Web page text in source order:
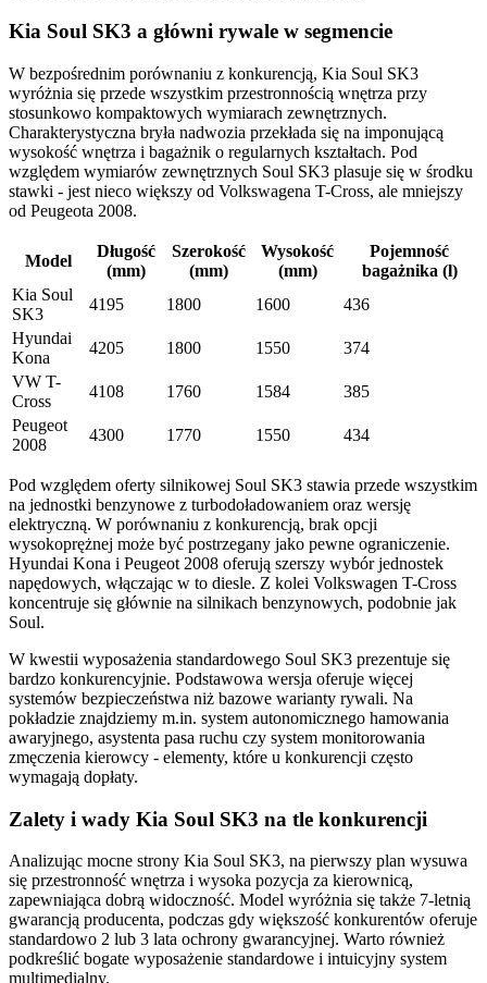
Kia Soul SK3 a główni rywale w segmencie
W bezpośrednim porównaniu z konkurencją, Kia Soul SK3
wyróżnia się przede wszystkim przestronnością wnętrza przy
stosunkowo kompaktowych wymiarach zewnętrznych.
Charakterystyczna bryła nadwozia przekłada się na imponującą
wysokość wnętrza i bagażnik o regularnych kształtach. Pod
względem wymiarów zewnętrznych Soul SK3 plasuje się w środku
stawki - jest nieco większy od Volkswagena T-Cross, ale mniejszy
od Peugeota 2008.
Model
Długość
(mm)
Szerokość
(mm)
Wysokość
(mm)
Pojemność
bagażnika (l)
Kia Soul
SK3
4195 1800 1600
436
Hyundai
Kona
4205 1800 1550
374
VW T-
Cross
4108 1760 1584
385
Peugeot
2008
4300 1770 1550 434
Pod względem oferty silnikowej Soul SK3 stawia przede wszystkim
na jednostki benzynowe z turbodoładowaniem oraz wersję
elektryczną. W porównaniu z konkurencją, brak opcji
wysokoprężnej może być postrzegany jako pewne ograniczenie.
Hyundai Kona i Peugeot 2008 oferują szerszy wybór jednostek
napędowych, włączając w to diesle. Z kolei Volkswagen T-Cross
koncentruje się głównie na silnikach benzynowych, podobnie jak
Soul.
W kwestii wyposażenia standardowego Soul SK3 prezentuje się
bardzo konkurencyjnie. Podstawowa wersja oferuje więcej
systemów bezpieczeństwa niż bazowe warianty rywali. Na
pokładzie znajdziemy m.in. system autonomicznego hamowania
awaryjnego, asystenta pasa ruchu czy system monitorowania
zmęczenia kierowcy - elementy, które u konkurencji często
wymagają dopłaty.
Zalety i wady Kia Soul SK3 na tle konkurencji
Analizując mocne strony Kia Soul SK3, na pierwszy plan wysuwa
się przestronność wnętrza i wysoka pozycja za kierownicą,
zapewniająca dobrą widoczność. Model wyróżnia się także 7-letnią
gwarancją producenta, podczas gdy większość konkurentów oferuje
standardowo 2 lub 3 lata ochrony gwarancyjnej. Warto również
podkreślić bogate wyposażenie standardowe i intuicyjny system
multimedialny.